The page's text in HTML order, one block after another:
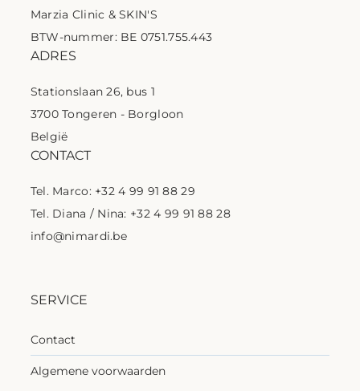
SERVICE
Contact
Algemene voorwaarden
Marzia Clinic & SKIN'S
BTW-nummer: BE 0751.755.443
ADRES
Stationslaan 26, bus 1
3700 Tongeren - Borgloon
België
CONTACT
Tel. Marco: +32 4 99 91 88 29
Tel. Diana / Nina: +32 4 99 91 88 28
info@nimardi.be